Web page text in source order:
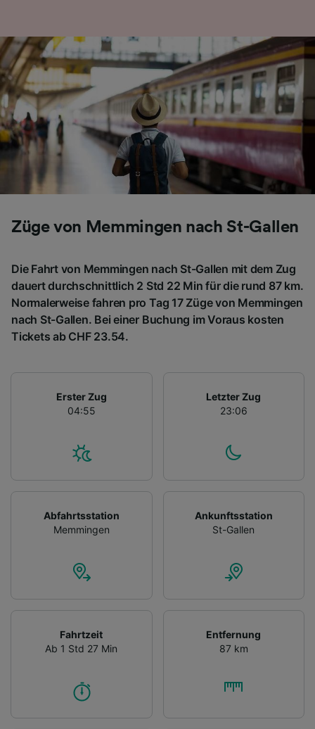
Züge von Memmingen nach St-Gallen
Die Fahrt von Memmingen nach St-Gallen mit dem Zug
dauert durchschnittlich 2 Std 22 Min für die rund 87 km.
Normalerweise fahren pro Tag 17 Züge von Memmingen
nach St-Gallen. Bei einer Buchung im Voraus kosten
Tickets ab CHF 23.54.
Erster Zug
04:55
Letzter Zug
23:06
Abfahrtsstation
Memmingen
Ankunftsstation
St-Gallen
Fahrtzeit
Ab 1 Std 27 Min
Entfernung
87 km
Endgeräteeigenschaften zur Identifikation
aktiv abfragen. Speichern von oder Zugriff auf
Informationen auf einem Endgerät.
Personalisierte Werbung und Inhalte, Messung
von Werbeleistung und der Performance von
Inhalten, Zielgruppenforschung sowie
Entwicklung und Verbesserung von
Angeboten.
Liste der Partner (Lieferanten)